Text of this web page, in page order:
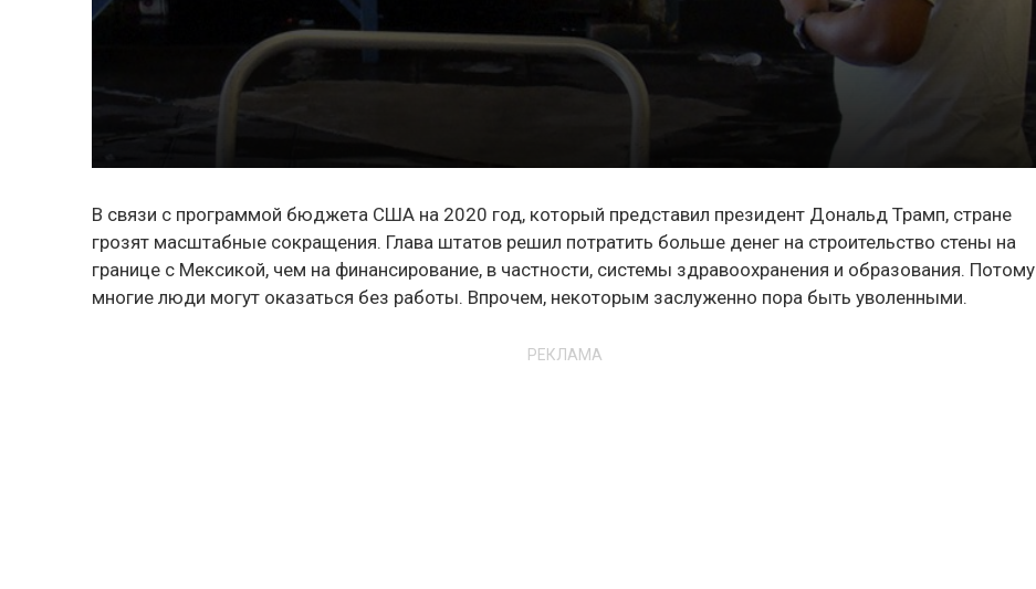
В связи с программой бюджета США на 2020 год, который представил президент Дональд Трамп, стране
грозят масштабные сокращения. Глава штатов решил потратить больше денег на строительство стены на
границе с Мексикой, чем на финансирование, в частности, системы здравоохранения и образования. Потому
многие люди могут оказаться без работы. Впрочем, некоторым заслуженно пора быть уволенными.
РЕКЛАМА